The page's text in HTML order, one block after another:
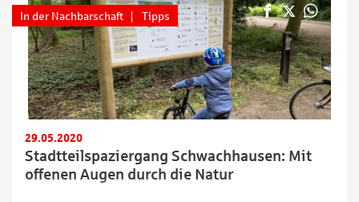
In der Nachbarschaft Tipps
29.05.2020
Stadtteilspaziergang Schwachhausen: Mit
offenen Augen durch die Natur